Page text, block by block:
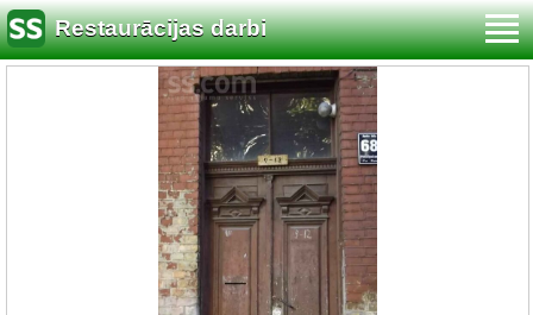
Restaurācijas darbi